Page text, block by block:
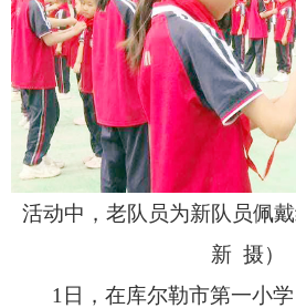
活动中，老队员为新队员佩
新 摄）
1日，在库尔勒市第一小学